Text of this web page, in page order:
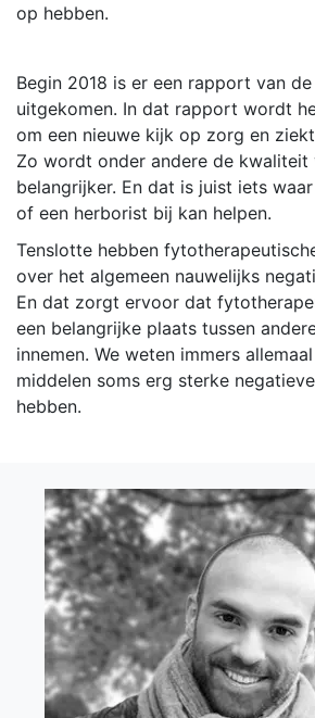
op hebben.
Begin 2018 is er een rapport van
uitgekomen. In dat rapport wordt
om een nieuwe kijk op zorg en
Zo wordt onder andere de kwaliteit
belangrijker. En dat is juist iets
of een herborist bij kan helpen.
Tenslotte hebben
over het algemeen nauwelijks
En dat zorgt ervoor dat
een belangrijke plaats tussen
innemen. We weten immers
middelen soms erg sterke
hebben.